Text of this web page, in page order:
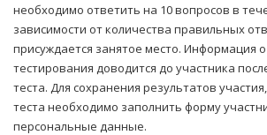
необходимо ответить на 10 вопросов в
зависимости от количества правильных
присуждается занятое место. Информация
тестирования доводится до участника
теста. Для сохранения результатов
теста необходимо заполнить форму
персональные данные.